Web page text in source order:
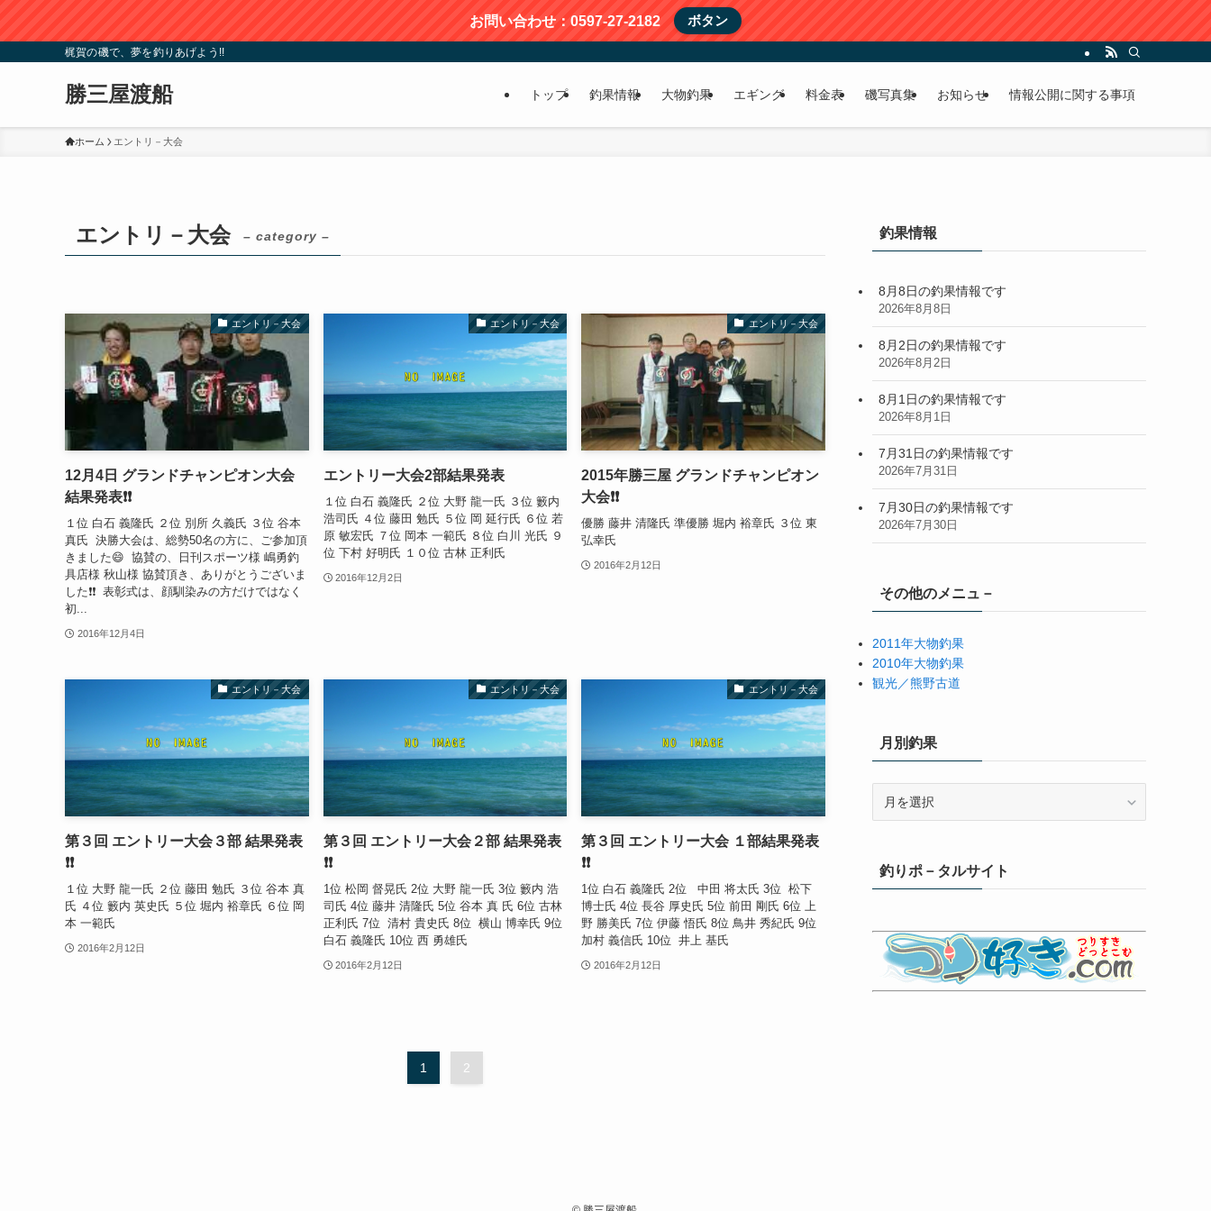
お問い合わせ：0597-27-2182 ボタン
梶賀の磯で、夢を釣りあげよう!!
勝三屋渡船 トップ 釣果情報 大物釣果 エギング 料金表 磯写真集 お知らせ 情報公開に関する事項
ホーム エントリ－大会
エントリ－大会 – category –
エントリ－大会
12月4日 グランドチャンピオン大会
結果発表❗❗
１位 白石 義隆氏 ２位 別所 久義氏 ３位 谷本
真氏 決勝大会は、総勢50名の方に、ご参加頂
きました😄 協賛の、日刊スポーツ様 嶋勇釣
具店様 秋山様 協賛頂き、ありがとうございま
した❗❗ 表彰式は、顔馴染みの方だけではなく
初...
2016年12月4日
エントリ－大会
エントリー大会2部結果発表
１位 白石 義隆氏 ２位 大野 龍一氏 ３位 籔内
浩司氏 ４位 藤田 勉氏 ５位 岡 延行氏 ６位 若
原 敏宏氏 ７位 岡本 一範氏 ８位 白川 光氏 ９
位 下村 好明氏 １０位 古林 正利氏
2016年12月2日
エントリ－大会
2015年勝三屋 グランドチャンピオン
大会❗❗
優勝 藤井 清隆氏 準優勝 堀内 裕章氏 ３位 東
弘幸氏
2016年2月12日
エントリ－大会
第３回 エントリー大会３部 結果発表
❗❗
１位 大野 龍一氏 ２位 藤田 勉氏 ３位 谷本 真
氏 ４位 籔内 英史氏 ５位 堀内 裕章氏 ６位 岡
本 一範氏
2016年2月12日
エントリ－大会
第３回 エントリー大会２部 結果発表
❗❗
1位 松岡 督晃氏 2位 大野 龍一氏 3位 籔内 浩
司氏 4位 藤井 清隆氏 5位 谷本 真 氏 6位 古林
正利氏 7位 清村 貴史氏 8位 横山 博幸氏 9位
白石 義隆氏 10位 西 勇雄氏
2016年2月12日
エントリ－大会
第３回 エントリー大会 １部結果発表
❗❗
1位 白石 義隆氏 2位 中田 将太氏 3位 松下
博士氏 4位 長谷 厚史氏 5位 前田 剛氏 6位 上
野 勝美氏 7位 伊藤 悟氏 8位 鳥井 秀紀氏 9位
加村 義信氏 10位 井上 基氏
2016年2月12日
1 2
釣果情報
8月8日の釣果情報です
2026年8月8日
8月2日の釣果情報です
2026年8月2日
8月1日の釣果情報です
2026年8月1日
7月31日の釣果情報です
2026年7月31日
7月30日の釣果情報です
2026年7月30日
その他のメニュ－
2011年大物釣果
2010年大物釣果
観光／熊野古道
月別釣果
釣りポ－タルサイト